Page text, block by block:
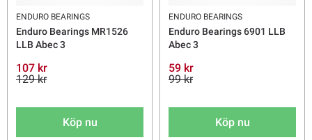
ENDURO BEARINGS
Enduro Bearings MR1526
LLB Abec 3
107 kr
129 kr
Köp nu
ENDURO BEARINGS
Enduro Bearings 6901 LLB
Abec 3
59 kr
99 kr
Köp nu